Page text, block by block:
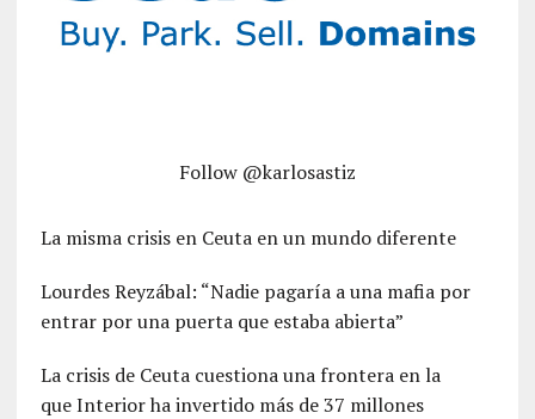
Follow @karlosastiz
La misma crisis en Ceuta en un mundo diferente
Lourdes Reyzábal: “Nadie pagaría a una mafia por
entrar por una puerta que estaba abierta”
La crisis de Ceuta cuestiona una frontera en la
que Interior ha invertido más de 37 millones